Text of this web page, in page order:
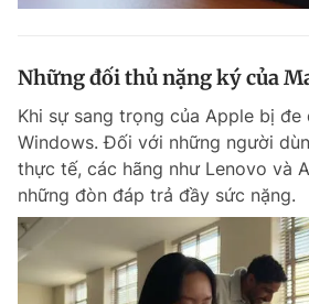
Những đối thủ nặng ký của
Khi sự sang trọng của Apple bị đe
Windows. Đối với những người
thực tế, các hãng như Lenovo và
những đòn đáp trả đầy sức nặng.